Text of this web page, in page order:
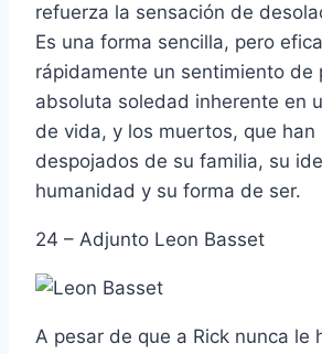
refuerza la sensación de
Es una forma sencilla, pero
rápidamente un sentimiento de
absoluta soledad inherente en
de vida, y los muertos, que han
despojados de su familia, su
humanidad y su forma de ser.
24 – Adjunto Leon Basset
A pesar de que a Rick nunca le